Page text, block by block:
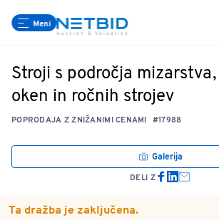
Meni
Stroji s področja
oken in ročnih strojev
POPRODAJA Z ZNIŽANIMI CENAMI #17988
Galerija
DELI Z
Ta dražba je zaključena.